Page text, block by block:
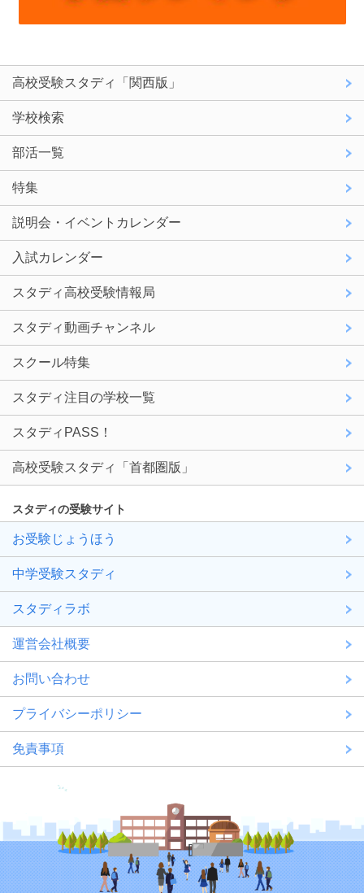
高校受験スタディ「関西版」
学校検索
部活一覧
特集
説明会・イベントカレンダー
入試カレンダー
スタディ高校受験情報局
スタディ動画チャンネル
スクール特集
スタディ注目の学校一覧
スタディPASS！
高校受験スタディ「首都圏版」
スタディの受験サイト
お受験じょうほう
中学受験スタディ
スタディラボ
運営会社概要
お問い合わせ
プライバシーポリシー
免責事項